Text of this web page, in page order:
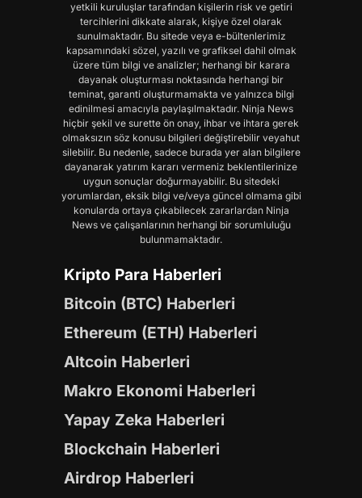
yetkili kuruluşlar tarafından kişilerin risk ve getiri
tercihlerini dikkate alarak, kişiye özel olarak
sunulmaktadır. Bu sitede veya e-bültenlerimiz
kapsamındaki sözel, yazılı ve grafiksel dahil olmak
üzere tüm bilgi ve analizler; herhangi bir karara
dayanak oluşturması noktasında herhangi bir
teminat, garanti oluşturmamakta ve yalnızca bilgi
edinilmesi amacıyla paylaşılmaktadır. Ninja News
hiçbir şekil ve surette ön onay, ihbar ve ihtara gerek
olmaksızın söz konusu bilgileri değiştirebilir veyahut
silebilir. Bu nedenle, sadece burada yer alan bilgilere
dayanarak yatırım kararı vermeniz beklentilerinize
uygun sonuçlar doğurmayabilir. Bu sitedeki
yorumlardan, eksik bilgi ve/veya güncel olmama gibi
konularda ortaya çıkabilecek zararlardan Ninja
News ve çalışanlarının herhangi bir sorumluluğu
bulunmamaktadır.
Kripto Para Haberleri
Bitcoin (BTC) Haberleri
Ethereum (ETH) Haberleri
Altcoin Haberleri
Makro Ekonomi Haberleri
Yapay Zeka Haberleri
Blockchain Haberleri
Airdrop Haberleri